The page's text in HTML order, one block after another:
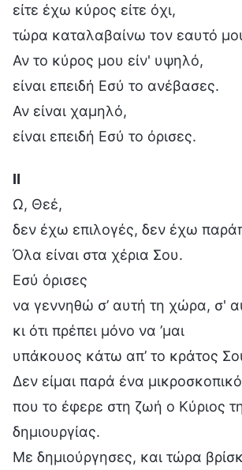
είτε έχω κύρος είτε όχι,
τώρα καταλαβαίνω τον εαυτό
Αν το κύρος μου είν' υψηλό,
είναι επειδή Εσύ το ανέβασες.
Αν είναι χαμηλό,
είναι επειδή Εσύ το όρισες.
Ⅱ
Ω, Θεέ,
δεν έχω επιλογές, δεν έχω
Όλα είναι στα χέρια Σου.
Εσύ όρισες
να γεννηθώ σ’ αυτή τη χώρα, σ'
κι ότι πρέπει μόνο να ’μαι
υπάκουος κάτω απ’ το κράτος
Δεν είμαι παρά ένα
που το έφερε στη ζωή ο Κύριος
δημιουργίας.
Με δημιούργησες, και τώρα